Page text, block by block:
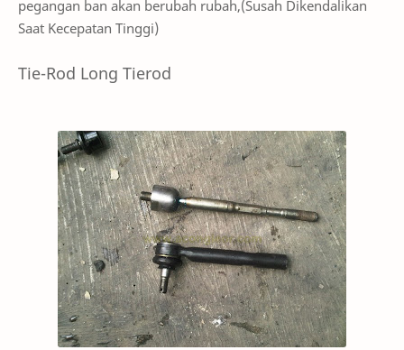
pegangan ban akan berubah rubah,(Susah Dikendalikan
Saat Kecepatan Tinggi)
Tie-Rod Long Tierod